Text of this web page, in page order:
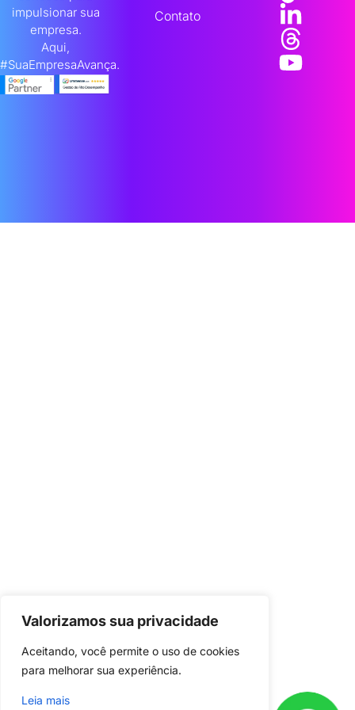
Valorizamos sua privacidade
Aceitando, você permite o uso de cookies
para melhorar sua experiência.
Leia mais
impulsionar sua
empresa.
Aqui,
#SuaEmpresaAvança.
Contato
cliente?
Baixe o aplicativo em seu celular e